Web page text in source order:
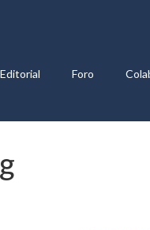
Editorial Foro